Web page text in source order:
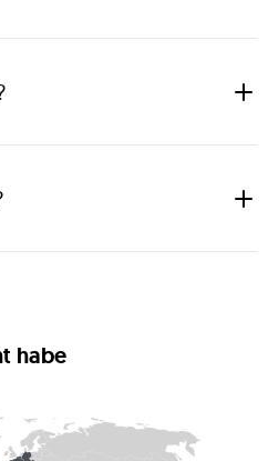
Safaris,Trekking and Cultural
walking, Learning new
to learn and to understand
habe